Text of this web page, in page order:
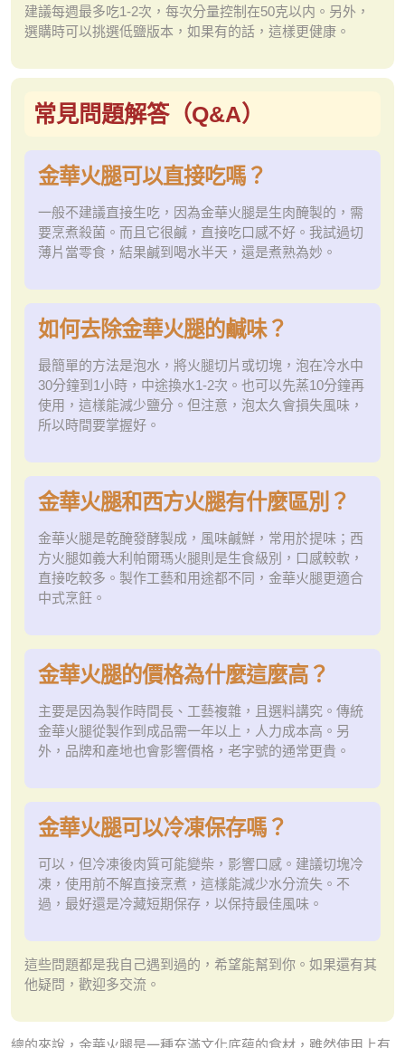
建議每週最多吃1-2次，每次分量控制在50克以内。另外，
選購時可以挑選低鹽版本，如果有的話，這樣更健康。
常見問題解答（Q&A）
金華火腿可以直接吃嗎？
一般不建議直接生吃，因為金華火腿是生肉醃製的，需
要烹煮殺菌。而且它很鹹，直接吃口感不好。我試過切
薄片當零食，結果鹹到喝水半天，還是煮熟為妙。
如何去除金華火腿的鹹味？
最簡單的方法是泡水，將火腿切片或切塊，泡在冷水中
30分鐘到1小時，中途換水1-2次。也可以先蒸10分鐘再
使用，這樣能減少鹽分。但注意，泡太久會損失風味，
所以時間要掌握好。
金華火腿和西方火腿有什麼區別？
金華火腿是乾醃發酵製成，風味鹹鮮，常用於提味；西
方火腿如義大利帕爾瑪火腿則是生食級別，口感較軟，
直接吃較多。製作工藝和用途都不同，金華火腿更適合
中式烹飪。
金華火腿的價格為什麼這麼高？
主要是因為製作時間長、工藝複雜，且選料講究。傳統
金華火腿從製作到成品需一年以上，人力成本高。另
外，品牌和產地也會影響價格，老字號的通常更貴。
金華火腿可以冷凍保存嗎？
可以，但冷凍後肉質可能變柴，影響口感。建議切塊冷
凍，使用前不解直接烹煮，這樣能減少水分流失。不
過，最好還是冷藏短期保存，以保持最佳風味。
這些問題都是我自己遇到過的，希望能幫到你。如果還有其
他疑問，歡迎多交流。
總的來說，金華火腿是一種充滿文化底蘊的食材，雖然使用上有